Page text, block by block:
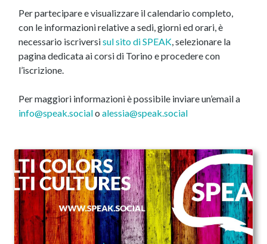
Per partecipare e visualizzare il calendario completo,
con le informazioni relative a sedi, giorni ed orari, è
necessario iscriversisul sito di SPEAK, selezionare la
pagina dedicata ai corsi di Torino e procedere con
l’iscrizione.
Per maggiori informazioni è possibile inviare un’email a
info@speak.socialo alessia@speak.social